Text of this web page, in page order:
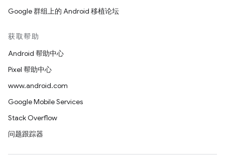
Google 群组上的 Android 移植论坛
获取帮助
Android 帮助中心
Pixel 帮助中心
www.android.com
Google Mobile Services
Stack Overflow
问题跟踪器